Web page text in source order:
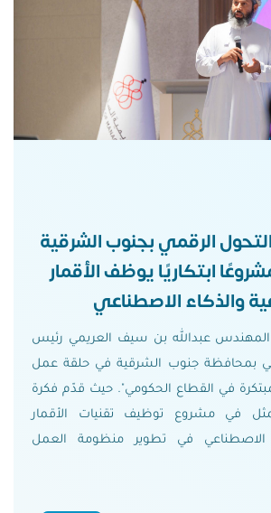
الرقمي بجنوب الشرقية
ابتكاريًا يوظف الأقمار
والذكاء الاصطناعي
عبدالله بن سيف العريمي رئيس
بمحافظة جنوب الشرقية في حلقة عمل
في القطاع الحكومي". حيث قدّم فكرة
في مشروع توظيف تقنيات الأقمار
الاصطناعي في تطوير منظومة العمل